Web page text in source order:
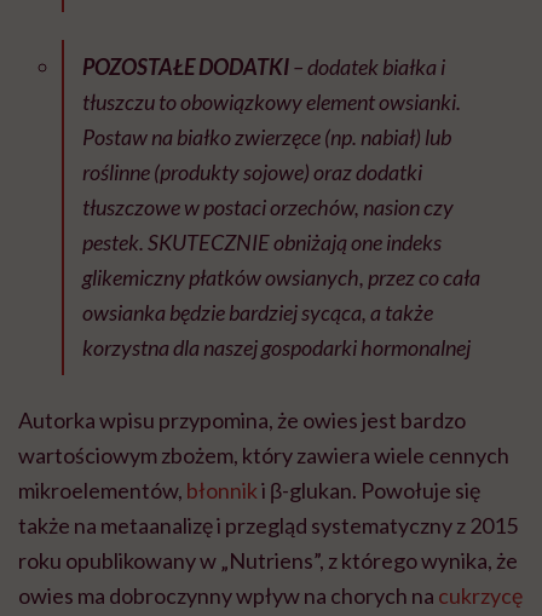
POZOSTAŁE DODATKI– dodatek białka i
tłuszczu to obowiązkowy element owsianki.
Postaw na białko zwierzęce (np. nabiał) lub
roślinne (produkty sojowe) oraz dodatki
tłuszczowe w postaci orzechów, nasion czy
pestek. SKUTECZNIE obniżają one indeks
glikemiczny płatków owsianych, przez co cała
owsianka będzie bardziej sycąca, a także
korzystna dla naszej gospodarki hormonalnej
Autorka wpisu przypomina, że owies jest bardzo
wartościowym zbożem, który zawiera wiele cennych
mikroelementów, błonniki β-glukan. Powołuje się
także na metaanalizę i przegląd systematyczny z 2015
roku opublikowany w „Nutriens”, z którego wynika, że
owies ma dobroczynny wpływ na chorych na cukrzycę